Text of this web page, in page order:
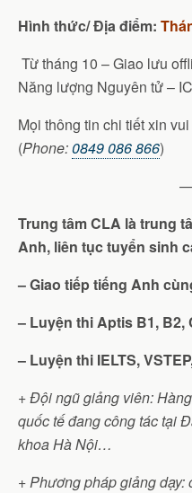
Hình thức/ Địa điểm:
Từ tháng 10 – Giao lưu
Năng lượng Nguyên tử –
Mọi thông tin chi tiết xin
(Phone:0849 086 866)
Trung tâm CLA là trung
Anh, liên tục tuyển sinh
– Giao tiếp tiếng Anh
– Luyện thi Aptis B1, B2,
– Luyện thi IELTS,
+ Đội ngũ giảng viên:
quốc tế đang công tác tại
khoa Hà Nội…
+ Phương pháp giảng